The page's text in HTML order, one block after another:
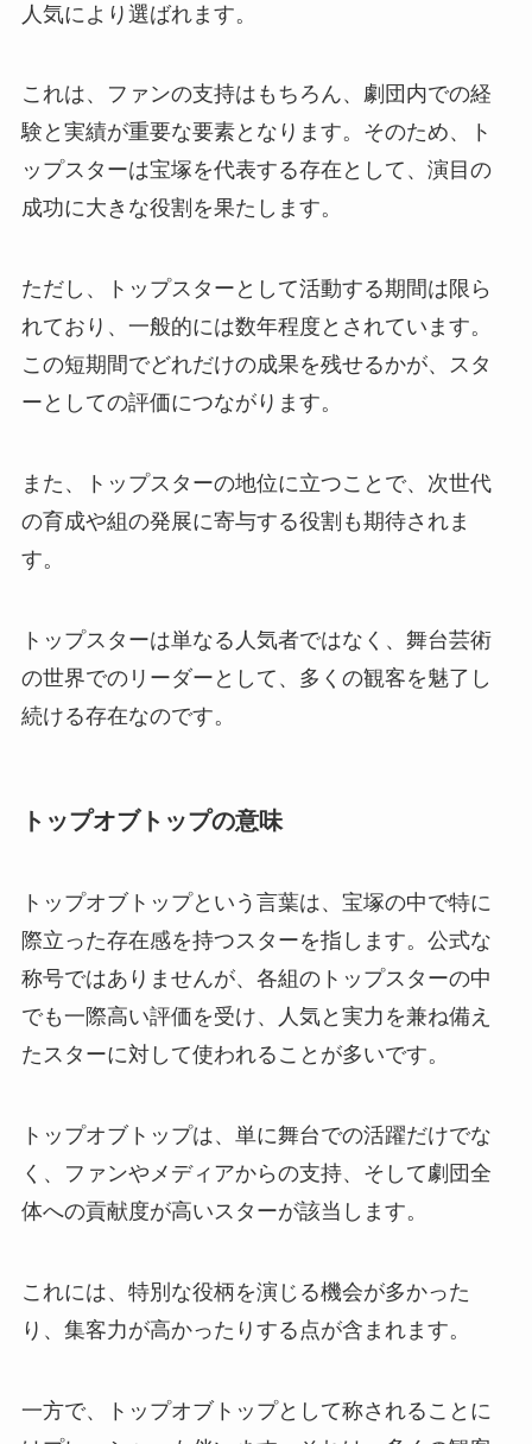
人気により選ばれます。
これは、ファンの支持はもちろん、劇団内での経
験と実績が重要な要素となります。そのため、ト
ップスターは宝塚を代表する存在として、演目の
成功に大きな役割を果たします。
ただし、トップスターとして活動する期間は限ら
れており、一般的には数年程度とされています。
この短期間でどれだけの成果を残せるかが、スタ
ーとしての評価につながります。
また、トップスターの地位に立つことで、次世代
の育成や組の発展に寄与する役割も期待されま
す。
トップスターは単なる人気者ではなく、舞台芸術
の世界でのリーダーとして、多くの観客を魅了し
続ける存在なのです。
トップオブトップの意味
トップオブトップという言葉は、宝塚の中で特に
際立った存在感を持つスターを指します。公式な
称号ではありませんが、各組のトップスターの中
でも一際高い評価を受け、人気と実力を兼ね備え
たスターに対して使われることが多いです。
トップオブトップは、単に舞台での活躍だけでな
く、ファンやメディアからの支持、そして劇団全
体への貢献度が高いスターが該当します。
これには、特別な役柄を演じる機会が多かった
り、集客力が高かったりする点が含まれます。
一方で、トップオブトップとして称されることに